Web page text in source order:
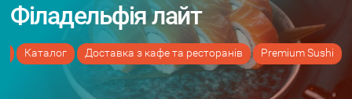
Філадельфія лайт
Каталог Доставка з кафе та ресторанів Premium Sushi